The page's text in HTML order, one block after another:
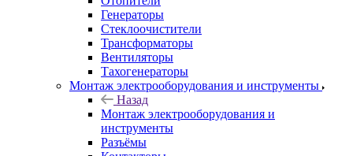
Генераторы
Стеклоочистители
Трансформаторы
Вентиляторы
Тахогенераторы
Монтаж электрооборудования и инструменты
Назад
Монтаж электрооборудования и
инструменты
Разъёмы